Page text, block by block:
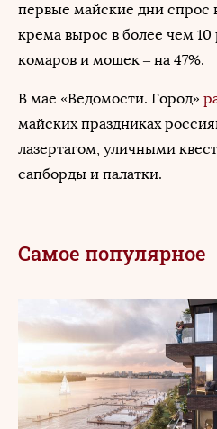
первые майские дни спрос
крема вырос в более чем 10
комаров и мошек – на 47%.
В мае «Ведомости. Город»
майских праздниках
лазертагом, уличными
сапборды и палатки.
Самое популярное